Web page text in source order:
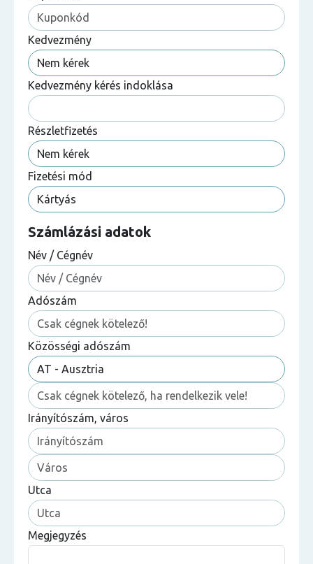
Kedvezmény
Kedvezmény kérés indoklása
Részletfizetés
Fizetési mód
Számlázási adatok
Név / Cégnév
Adószám
Közösségi adószám
Irányítószám, város
Utca
Megjegyzés